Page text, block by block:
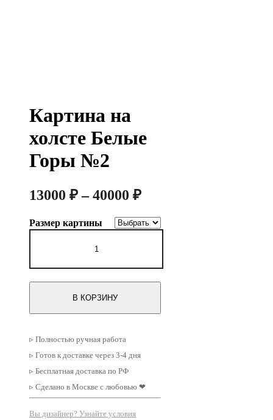
Картина на
холсте Белые
Горы №2
13000 ₽ – 40000 ₽Диапазон
13000 ₽
40000 ₽
Размер картины
товара
на
Горы
№2
В КОРЗИНУ
▹ Полностью ручная работа
▹ Готов к доставке через 3-4 дня
▹ Бесплатная доставка по РФ
▹ Сделано в Москве с любовью ❤
Вы дизайнер? Узнайте условия